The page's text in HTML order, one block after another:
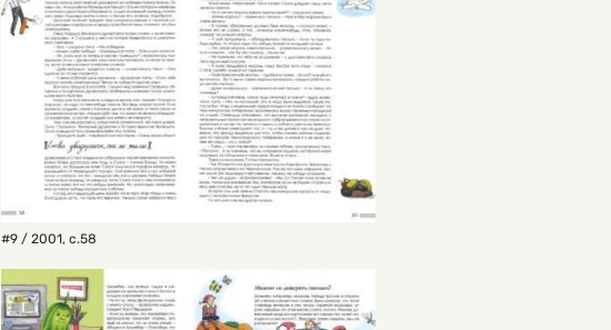
#9 / 2001, с.58